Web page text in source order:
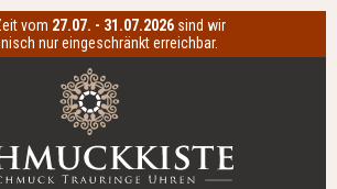
vom 27.07. - 31.07.2026 sind wir
nur eingeschränkt erreichbar.